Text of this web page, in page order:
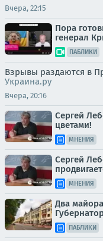
Вчера, 22:15
Пора
генерал
ПАБЛИКИ
Взрывы раздаются в
Украина.ру
Вчера, 20:16
Сергей
цветами!
МНЕНИЯ
Сергей
МНЕНИЯ
Два
ПАБЛИКИ